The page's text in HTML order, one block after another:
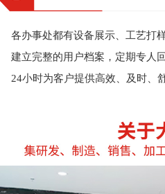
各办事处都有设备展示、工艺打
建立完整的用户档案，定期专人
24小时为客户提供高效、及时、